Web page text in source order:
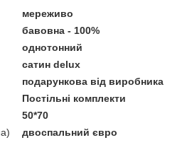
мереживо
бавовна - 100%
однотонний
сатин delux
подарункова від виробника
Постільні комплекти
50*70
двоспальний євро